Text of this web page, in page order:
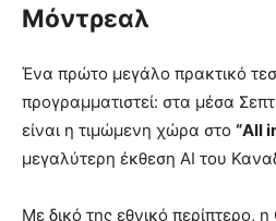
Μόντρεαλ
Ένα πρώτο μεγάλο πρακτικό
προγραμματιστεί: στα μέσα
είναι η τιμώμενη χώρα στο “All
μεγαλύτερη έκθεση AI του
Με δικό της εθνικό περίπτερο,